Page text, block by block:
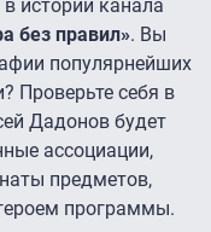
истории канала
без правил». Вы
популярнейших
Проверьте себя в
Дадонов будет
ассоциации,
предметов,
программы.